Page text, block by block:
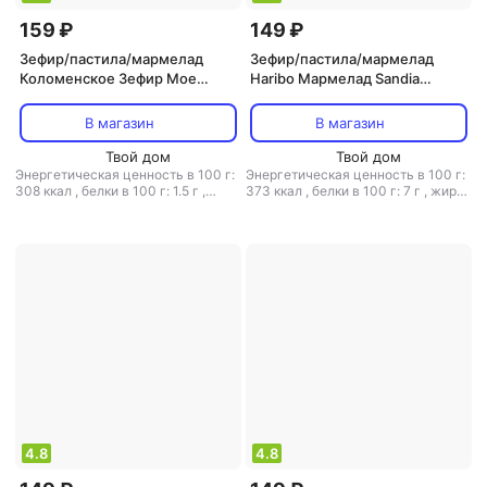
159 ₽
Зефир/пастила/мармелад
Коломенское Зефир Мое
В магазин
Твой дом
Энергетическая ценность в 100 г:
308 ккал , белки в 100 г: 1.5 г ,
149 ₽
Зефир/пастила/мармелад
Haribo Мармелад Sandia
В магазин
Твой дом
Энергетическая ценность в 100 г:
373 ккал , белки в 100 г: 7 г , жиры
4.8 4.8